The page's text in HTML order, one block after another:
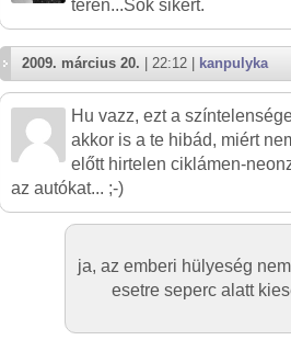
teren...Sok sikert.
2009. március 20. | 22:12 | kanpulyka
Hu vazz, ezt a
akkor is a te hibád, miért
előtt hirtelen ciklámen-
az autókat... ;-)
ja, az emberi hülyeség
esetre seperc alatt